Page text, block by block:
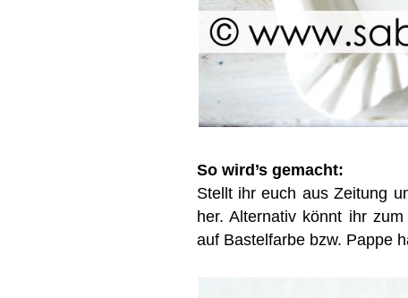
So wird’s gemacht:
Stellt ihr euch aus Zeitung
her. Alternativ könnt ihr
auf Bastelfarbe bzw. Pappe